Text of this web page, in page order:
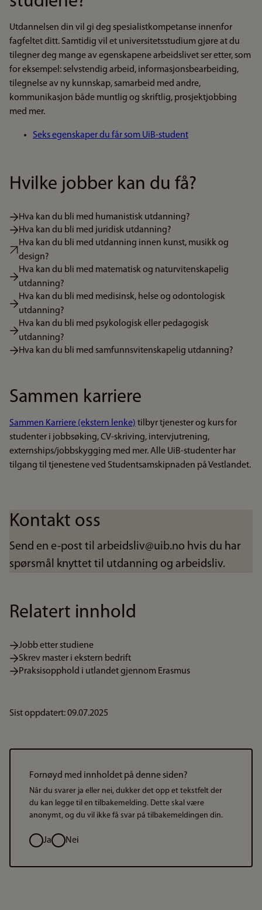
Utdannelsen din vil gi deg spesialistkompetanse innenfor
fagfeltet ditt. Samtidig vil et universitetsstudium gjøre at du
tilegner deg mange av egenskapene arbeidslivet ser etter, som
for eksempel: selvstendig arbeid, informasjonsbearbeiding,
tilegnelse av ny kunnskap, samarbeid med andre,
kommunikasjon både muntlig og skriftlig, prosjektjobbing
med mer.
Seks egenskaper du får som UiB-student
Hvilke jobber kan du få?
Hva kan du bli med humanistisk utdanning?
Hva kan du bli med juridisk utdanning?
Hva kan du bli med utdanning innen kunst, musikk og
design?
Hva kan du bli med matematisk og naturvitenskapelig
utdanning?
Hva kan du bli med medisinsk, helse og odontologisk
utdanning?
Hva kan du bli med psykologisk eller pedagogisk
utdanning?
Hva kan du bli med samfunnsvitenskapelig utdanning?
Sammen karriere
Sammen Karriere (ekstern lenke) tilbyr tjenester og kurs for
studenter i jobbsøking, CV-skriving, intervjutrening,
externships/jobbskygging med mer. Alle UiB-studenter har
tilgang til tjenestene ved Studentsamskipnaden på Vestlandet.
Kontakt oss
Send en e-post til arbeidsliv@uib.no hvis du har
spørsmål knyttet til utdanning og arbeidsliv.
Relatert innhold
Jobb etter studiene
Skrev master i ekstern bedrift
Praksisopphold i utlandet gjennom Erasmus
Sist oppdatert: 09.07.2025
Fornøyd med innholdet på denne siden?
Når du svarer ja eller nei, dukker det opp et tekstfelt der
du kan legge til en tilbakemelding. Dette skal være
anonymt, og du vil ikke få svar på tilbakemeldingen din.
ValgJa Nei